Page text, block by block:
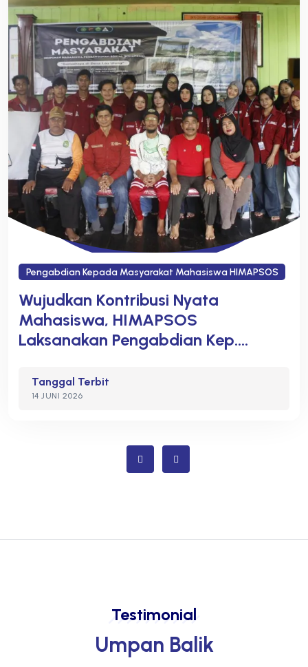
Pengabdian Kepada Masyarakat Mahasiswa HIMAPSOS
Wujudkan Kontribusi Nyata
Mahasiswa, HIMAPSOS
Laksanakan Pengabdian Kep....
Tanggal Terbit
14 JUNI 2026
Testimonial
Umpan Balik